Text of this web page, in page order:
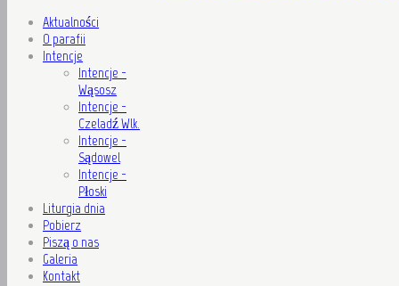
Aktualności
O parafii
Intencje
Intencje -
Wąsosz
Intencje -
Czeladź Wlk.
Intencje -
Sądowel
Intencje -
Płoski
Liturgia dnia
Pobierz
Piszą o nas
Galeria
Kontakt